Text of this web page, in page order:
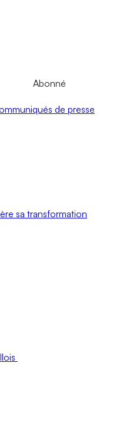
Abonné
de presse
sa transformation